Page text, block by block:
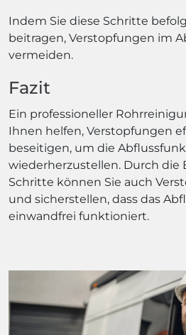
Indem Sie diese Schritte
beitragen, Verstopfungen im
vermeiden.
Fazit
Ein professioneller
Ihnen helfen, Verstopfungen
beseitigen, um die
wiederherzustellen. Durch die
Schritte können Sie auch
und sicherstellen, dass das
einwandfrei funktioniert.